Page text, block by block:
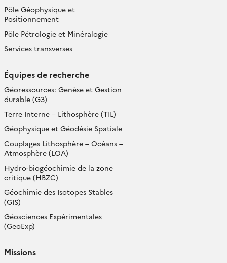
Pôle Géophysique et
Positionnement
Pôle Pétrologie et Minéralogie
Services transverses
Équipes de recherche
Géoressources: Genèse et Gestion
durable (G3)
Terre Interne – Lithosphère (TIL)
Géophysique et Géodésie Spatiale
Couplages Lithosphère – Océans –
Atmosphère (LOA)
Hydro-biogéochimie de la zone
critique (HBZC)
Géochimie des Isotopes Stables
(GIS)
Géosciences Expérimentales
(GeoExp)
Missions